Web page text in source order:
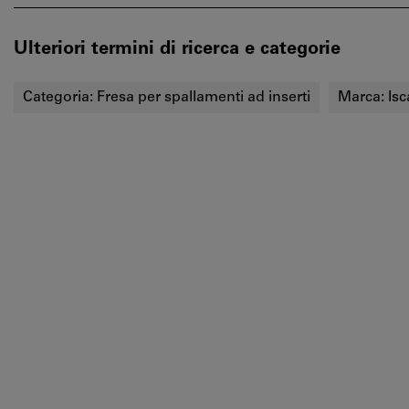
Ulteriori termini di ricerca e categorie
Categoria: Fresa per spallamenti ad inserti Marca: